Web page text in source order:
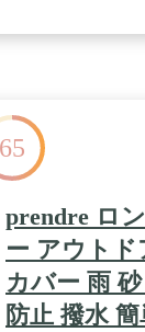
折り畳む時もすご
す。 / 【製品保証】
証を提供します。(
因による故障・損
65
prendre ロ
ー アウト
カバー 雨
防止 撥水